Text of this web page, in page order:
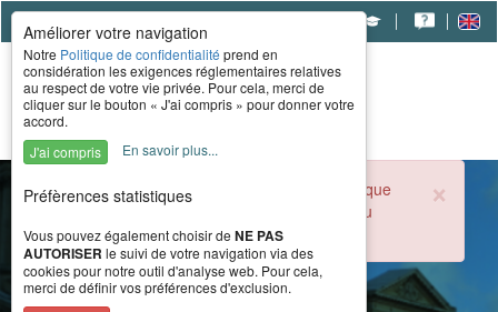
×
Durant la période estivale, l'accueil téléphonique
du CERAH est ouvert de 8h à 16h du lundi au
vendredi.
Améliorer votre navigation
Notre Politique de confidentialité prend en
considération les exigences réglementaires relatives
au respect de votre vie privée. Pour cela, merci de
cliquer sur le bouton « J'ai compris » pour donner votre
accord.
J'ai compris
En savoir plus...
Préfèrences statistiques
Vous pouvez également choisir de NE PAS
AUTORISER le suivi de votre navigation via des
cookies pour notre outil d'analyse web. Pour cela,
merci de définir vos préférences d'exclusion.